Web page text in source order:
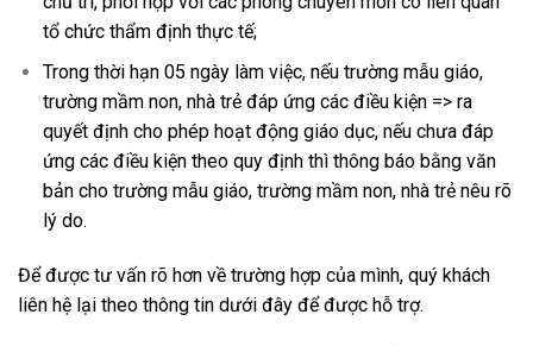
tổ chức thẩm định thực tế;
Trong thời hạn 05 ngày làm việc, nếu trường mẫu giáo,
trường mầm non, nhà trẻ đáp ứng các điều kiện => ra
quyết định cho phép hoạt động giáo dục, nếu chưa đáp
ứng các điều kiện theo quy định thì thông báo bằng văn
bản cho trường mẫu giáo, trường mầm non, nhà trẻ nêu rõ
lý do.
Để được tư vấn rõ hơn về trường hợp của mình, quý khách
liên hệ lại theo thông tin dưới đây để được hỗ trợ.